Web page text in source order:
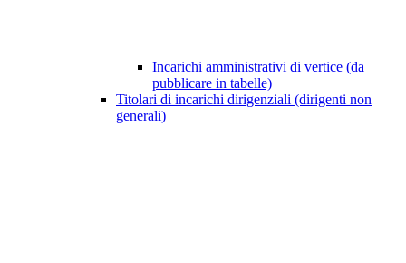
Incarichi amministrativi di vertice (da
pubblicare in tabelle)
Titolari di incarichi dirigenziali (dirigenti non
generali)